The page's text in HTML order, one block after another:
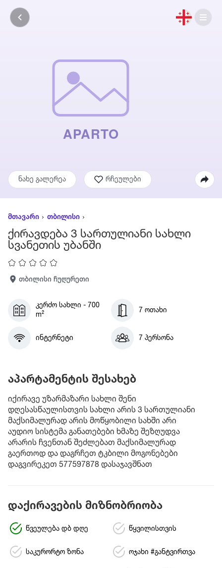
ნახე გალერეა რჩეულები
მთავარი თბილისი
ქირავდება 3 სართულიანი სახლი
სვანეთის უბანში
თბილისი ჩუღურეთი
კერძო სახლი - 700
m²
7 ოთახი
ინტერნეტი 7 პერსონა
აპარტამენტის შესახებ
იქირავე უზარმაზარი სახლი შენი
დღესასწაულისთვის სახლი არის 3 სართულიანი
მაქსიმალურად არის მოწყობილი სახში არი
აუდიო სისტემა განათებები ხმაზე შეზღუდვა
არარის ჩვენთან შეძლებათ მაქსიმალურად
გაერთოდ და დაგრჩეთ ტკბილი მოგონებები
დაგვირეკეთ 577597878 დასაჯავშნათ
დაქირავების მიზნობრიობა
წვეულება დბ დღე წყვილისთვის
საკურორტო ზონა ოჯახი #განტვირთვა